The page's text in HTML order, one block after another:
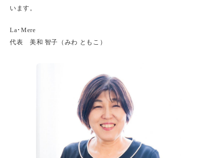
います。
La･Mere
代表 美和 智子（みわ ともこ）